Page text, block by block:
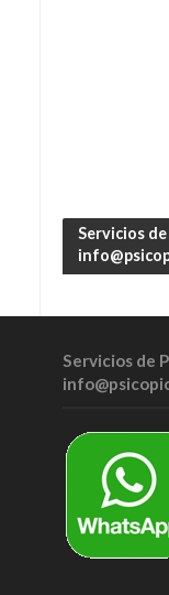
Servicios
Servicios de